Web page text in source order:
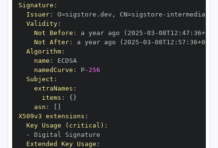
Signature :
Issuer: O=sigstore.dev , CN=sigstore -
Validity:
Not Before : a year ago (2025 -03 -08T12 : 47 : 36+00
Not After: a year ago (2025 -03 -08T12 : 57 : 36+00
Algorithm:
name :
namedCurve : P- 256
Subject :
extraNames :
items : { }
asn :
X509v3 extensions :
Key Usage (critical) :
-
Extended Key Usage :